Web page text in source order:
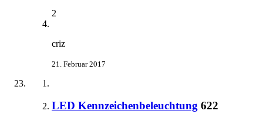
2
criz
21. Februar 2017
LED Kennzeichenbeleuchtung 622